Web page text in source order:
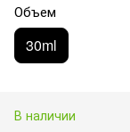
Объем
30ml
В наличии